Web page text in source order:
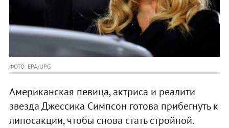
ФОТО: EPA/UPG
Американская певица, актриса и реалити
звезда Джессика Симпсон готова прибегнуть к
липосакции, чтобы снова стать стройной.